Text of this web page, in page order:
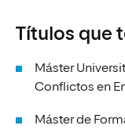
Títulos que
Máster
Conflictos en
Máster de